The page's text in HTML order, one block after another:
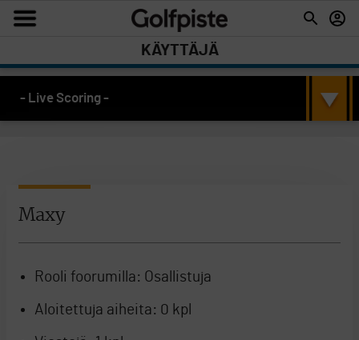
KÄYTTÄJÄ
- Live Scoring -
Maxy
Rooli foorumilla: Osallistuja
Aloitettuja aiheita: 0 kpl